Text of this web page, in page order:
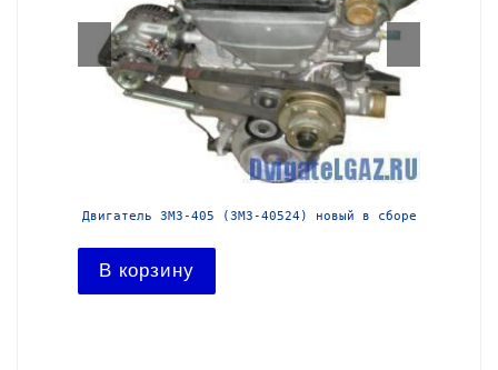
Двигатель ЗМЗ-405 (ЗМЗ-40524) новый в сборе
В корзину